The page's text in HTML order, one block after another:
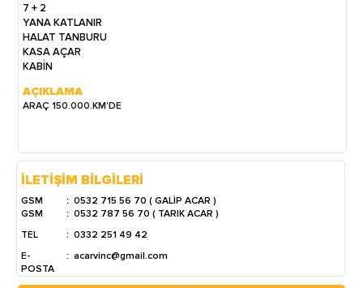
7 + 2
YANA KATLANIR
HALAT TANBURU
KASA AÇAR
KABİN
AÇIKLAMA
ARAÇ 150.000.KM'DE
İLETİŞİM BİLGİLERİ
GSM : 0532 715 56 70 ( GALİP ACAR )
GSM
: 0532 787 56 70 ( TARIK ACAR )
TEL
: 0332 251 49 42
E-
POSTA
: acarvinc@gmail.com